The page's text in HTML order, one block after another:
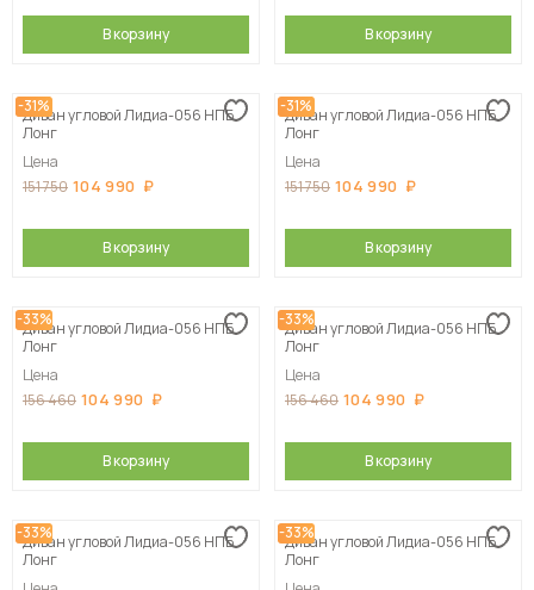
В корзину В корзину
-31%
Диван угловой Лидиа-056 НПБ
Лонг
Цена
151 750 104 990
В корзину
-31%
Диван угловой Лидиа-056 НПБ
Лонг
Цена
151 750 104 990
В корзину
-33%
Диван угловой Лидиа-056 НПБ
Лонг
Цена
156 460 104 990
В корзину
-33%
Диван угловой Лидиа-056 НПБ
Лонг
Цена
156 460 104 990
В корзину
-33%
Диван угловой Лидиа-056 НПБ
Лонг
-33%
Диван угловой Лидиа-056 НПБ
Лонг